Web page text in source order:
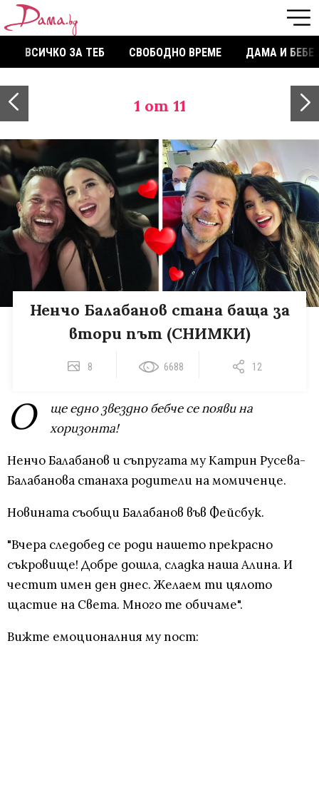
ВСИЧКО ЗА ТЕБ СВОБОДНО ВРЕМЕ ДАМА И БЕБЕ
1 от 11
Ненчо Балабанов стана баща за
втори път (СНИМКИ)
8 6688 12
О
ще едно звездно бебче се появи на
хоризонта!
Ненчо Балабанов и съпругата му Катрин Русева-
Балабанова станаха родители на момиченце.
Новината съобщи Балабанов във Фейсбук.
"Вчера следобед се роди нашето прекрасно
съкровище! Добре дошла, сладка наша Алина. И
честит имен ден днес. Желаем ти цялото
щастие на Света. Много те обичаме".
Вижте емоционалния му пост: